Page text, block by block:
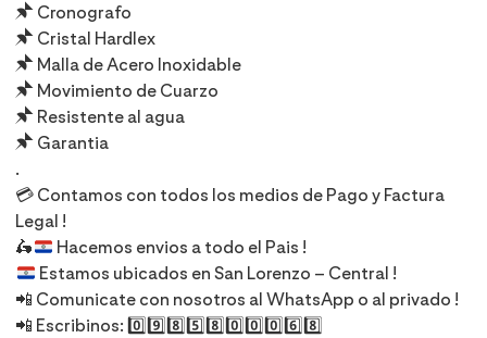
📌 Cronografo
📌 Cristal Hardlex
📌 Malla de Acero Inoxidable
📌 Movimiento de Cuarzo
📌 Resistente al agua
📌 Garantia
.
💳 Contamos con todos los medios de Pago y Factura
Legal !
🛵
Hacemos envios a todo el Pais !
Estamos ubicados en San Lorenzo – Central !
📲 Comunicate con nosotros al WhatsApp o al privado !
📲 Escribinos: 0️⃣9️⃣8️⃣5️⃣8️⃣0️⃣0️⃣0️⃣6️⃣8️⃣